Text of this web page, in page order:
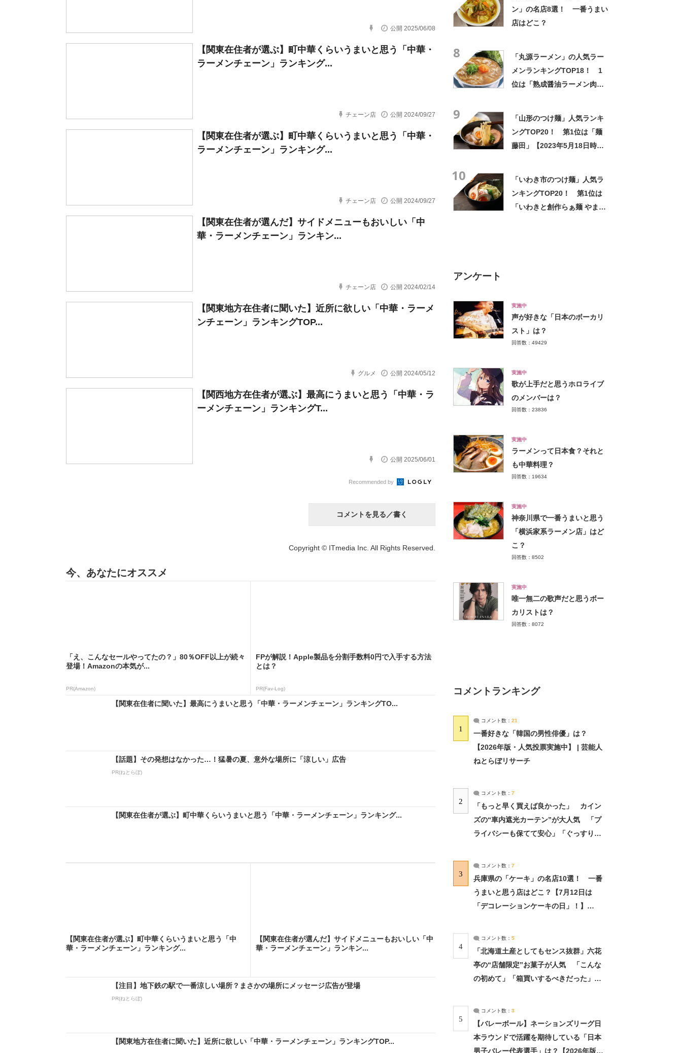
公開 2025/06/08
【関東在住者が選ぶ】町中華くらいうまいと思う「中華・
ラーメンチェーン」ランキング...
チェーン店 公開 2024/09/27
【関東在住者が選ぶ】町中華くらいうまいと思う「中華・
ラーメンチェーン」ランキング...
チェーン店 公開 2024/09/27
【関東在住者が選んだ】サイドメニューもおいしい「中
華・ラーメンチェーン」ランキン...
チェーン店 公開 2024/02/14
【関東地方在住者に聞いた】近所に欲しい「中華・ラーメ
ンチェーン」ランキングTOP...
グルメ 公開 2024/05/12
【関西地方在住者が選ぶ】最高にうまいと思う「中華・ラ
ーメンチェーン」ランキングT...
公開 2025/06/01
Recommended by
コメントを見る／書く
Copyright © ITmedia Inc. All Rights Reserved.
今、あなたにオススメ
「え、こんなセールやってたの？」80％OFF以上が続々
登場！Amazonの本気が...
PR(Amazon)
FPが解説！Apple製品を分割手数料0円で入手する方法
とは？
PR(Fav-Log)
【関東在住者に聞いた】最高にうまいと思う「中華・ラーメンチェーン」ランキングTO...
【話題】その発想はなかった…！猛暑の夏、意外な場所に「涼しい」広告
PR(ねとらぼ)
【関東在住者が選ぶ】町中華くらいうまいと思う「中華・ラーメンチェーン」ランキング...
【関東在住者が選ぶ】町中華くらいうまいと思う「中
華・ラーメンチェーン」ランキング...
【関東在住者が選んだ】サイドメニューもおいしい「中
華・ラーメンチェーン」ランキン...
【注目】地下鉄の駅で一番涼しい場所？まさかの場所にメッセージ広告が登場
PR(ねとらぼ)
【関東地方在住者に聞いた】近所に欲しい「中華・ラーメンチェーン」ランキングTOP...
ン」の名店8選！ 一番うまい
店はどこ？
8
「丸源ラーメン」の人気ラー
メンランキングTOP18！ 1
位は「熟成醤油ラーメン肉そ
9
「山形のつけ麺」人気ランキ
ングTOP20！ 第1位は「麺
藤田」【2023年5月18日時点
10
「いわき市のつけ麺」人気ラ
ンキングTOP20！ 第1位は
「いわきと創作らぁ麺 やま
アンケート
実施中
声が好きな「日本のボーカリ
スト」は？
回答数：49429
実施中
歌が上手だと思うホロライブ
のメンバーは？
回答数：23836
実施中
ラーメンって日本食？それと
も中華料理？
回答数：19634
実施中
神奈川県で一番うまいと思う
「横浜家系ラーメン店」はど
こ？
回答数：8502
実施中
唯一無二の歌声だと思うボー
カリストは？
回答数：8072
コメントランキング
1
コメント数： 21
一番好きな「韓国の男性俳優」は？
【2026年版・人気投票実施中】 | 芸能人
ねとらぼリサーチ
2
コメント数： 7
「もっと早く買えば良かった」 カイン
ズの“車内遮光カーテン”が大人気 「プ
ライバシーも保てて安心」「ぐっすり眠
3
コメント数： 7
兵庫県の「ケーキ」の名店10選！ 一番
うまいと思う店はどこ？【7月12日は
「デコレーションケーキの日」！】
4
コメント数： 5
「北海道土産としてもセンス抜群」六花
亭の“店舗限定”お菓子が人気 「こんな
の初めて」「箱買いするべきだった」
5
コメント数： 3
【バレーボール】ネーションズリーグ日
本ラウンドで活躍を期待している「日本
男子バレー代表選手」は？【2026年版・